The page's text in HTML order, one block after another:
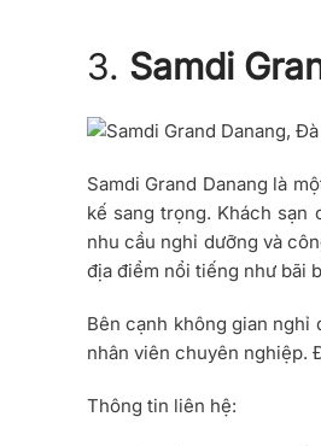
3. Samdi
Samdi Grand Danang là
kế sang trọng. Khách sạn
nhu cầu nghỉ dưỡng và
địa điểm nổi tiếng như bãi
Bên cạnh không gian nghỉ
nhân viên chuyên nghiệp.
Thông tin liên hệ: